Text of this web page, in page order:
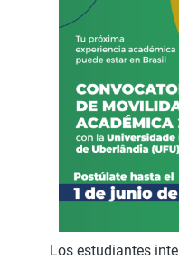
Los estudiantes